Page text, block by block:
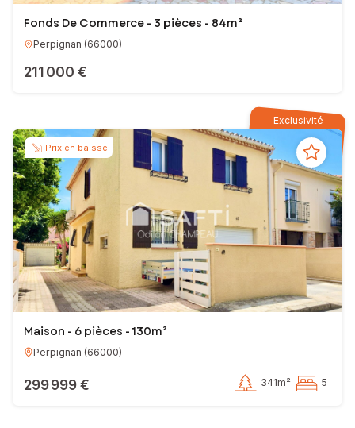
Fonds De Commerce - 3 pièces - 84m²
Perpignan (66000)
211 000 €
Exclusivité
Prix en baisse
Maison - 6 pièces - 130m²
Perpignan (66000)
299 999 € 341m² 5